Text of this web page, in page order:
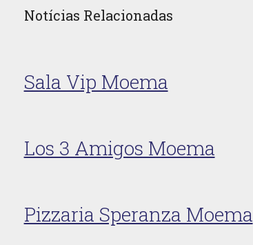
Notícias Relacionadas
Sala Vip Moema
Los 3 Amigos Moema
Pizzaria Speranza Moema